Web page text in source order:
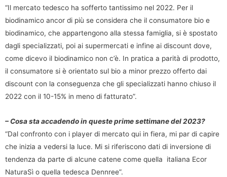
“Il mercato tedesco ha sofferto tantissimo nel 2022. Per il
biodinamico ancor di più se considera che il consumatore bio e
biodinamico, che appartengono alla stessa famiglia, si è spostato
dagli specializzati, poi ai supermercati e infine ai discount dove,
come dicevo il biodinamico non c’è. In pratica a parità di prodotto,
il consumatore si è orientato sul bio a minor prezzo offerto dai
discount con la conseguenza che gli specializzati hanno chiuso il
2022 con il 10-15% in meno di fatturato”.
– Cosa sta accadendo in queste prime settimane del 2023?
“Dal confronto con i player di mercato qui in fiera, mi par di capire
che inizia a vedersi la luce. Mi si riferiscono dati di inversione di
tendenza da parte di alcune catene come quella italiana Ecor
NaturaSì o quella tedesca Dennree”.